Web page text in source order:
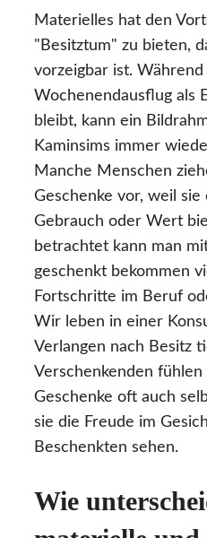
Materielles hat den
"Besitztum" zu bieten,
vorzeigbar ist. Während
Wochenendausflug als
bleibt, kann ein
Kaminsims immer
Manche Menschen
Geschenke vor, weil
Gebrauch oder Wert
betrachtet kann man
geschenkt bekommen
Fortschritte im Beruf
Wir leben in einer
Verlangen nach Besitz
Verschenkenden
Geschenke oft auch
sie die Freude im
Beschenkten sehen.
Wie